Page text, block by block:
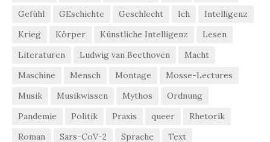
Gefühl
GEschichte Geschlecht Ich
Intelligenz
Krieg
Körper Künstliche Intelligenz
Lesen
Literaturen
Ludwig van Beethoven
Macht
Maschine
Mensch Montage
Mosse-Lectures
Musik
Musikwissen Mythos
Ordnung
Pandemie
Politik Praxis queer
Rhetorik
Roman
Sars-CoV-2 Sprache Text